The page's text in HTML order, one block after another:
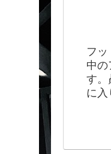
フ
中の
す。
に入